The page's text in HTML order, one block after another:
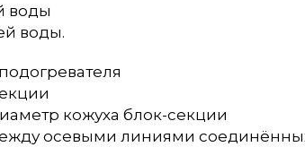
воды
воды.
кожуха блок-секции
осевыми линиями